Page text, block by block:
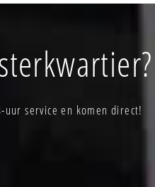
service en komen direct!